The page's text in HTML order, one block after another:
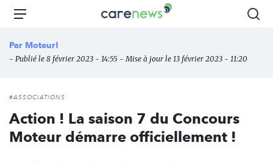
Aller
principal
Carenews,
des
Menu
Par Moteur!
- Publié le 8 février 2023 - 14:55 - Mise à jour le 13 février 2023 - 11:20
#ASSOCIATIONS
Action ! La saison 7 du Concours
Moteur démarre officiellement !